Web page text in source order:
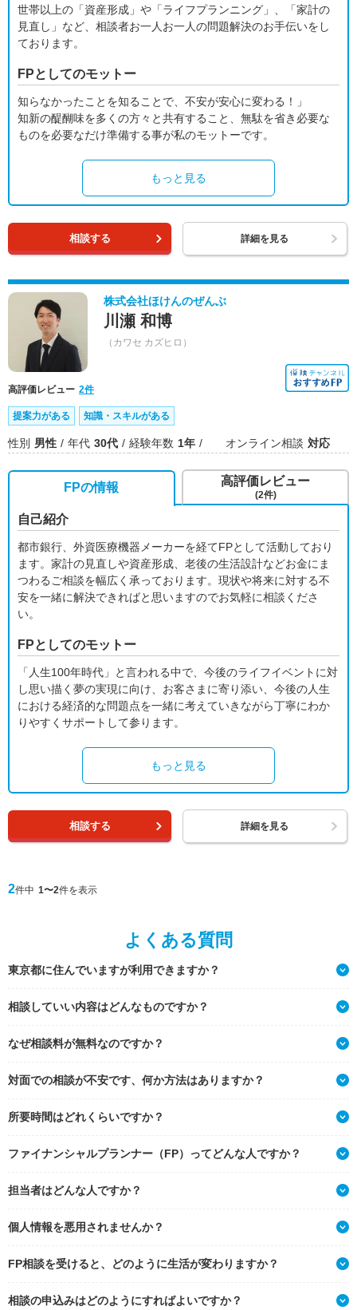
世帯以上の「資産形成」や「ライフプランニング」、「家計の
見直し」など、相談者お一人お一人の問題解決のお手伝いをし
ております。
FPとしてのモットー
知らなかったことを知ることで、不安が安心に変わる！」
知新の醍醐味を多くの方々と共有すること、無駄を省き必要な
ものを必要なだけ準備する事が私のモットーです。
もっと見る
相談する 詳細を見る
株式会社ほけんのぜんぶ
川瀬 和博
（カワセ カズヒロ）
高評価レビュー 2件
提案力がある 知識・スキルがある
性別 男性 年代 30代 経験年数 1年 オンライン相談 対応
FPの情報
自己紹介
都市銀行、外資医療機器メーカーを経てFPとして活動しており
ます。家計の見直しや資産形成、老後の生活設計などお金にま
つわるご相談を幅広く承っております。現状や将来に対する不
安を一緒に解決できればと思いますのでお気軽に相談くださ
い。
FPとしてのモットー
「人生100年時代」と言われる中で、今後のライフイベントに対
し思い描く夢の実現に向け、お客さまに寄り添い、今後の人生
における経済的な問題点を一緒に考えていきながら丁寧にわか
りやすくサポートして参ります。
もっと見る
高評価レビュー
(2件)
相談する 詳細を見る
2件中 1〜2件を表示
よくある質問
東京都に住んでいますが利用できますか？
相談していい内容はどんなものですか？
なぜ相談料が無料なのですか？
対面での相談が不安です、何か方法はありますか？
所要時間はどれくらいですか？
ファイナンシャルプランナー（FP）ってどんな人ですか？
担当者はどんな人ですか？
個人情報を悪用されませんか？
FP相談を受けると、どのように生活が変わりますか？
相談の申込みはどのようにすればよいですか？